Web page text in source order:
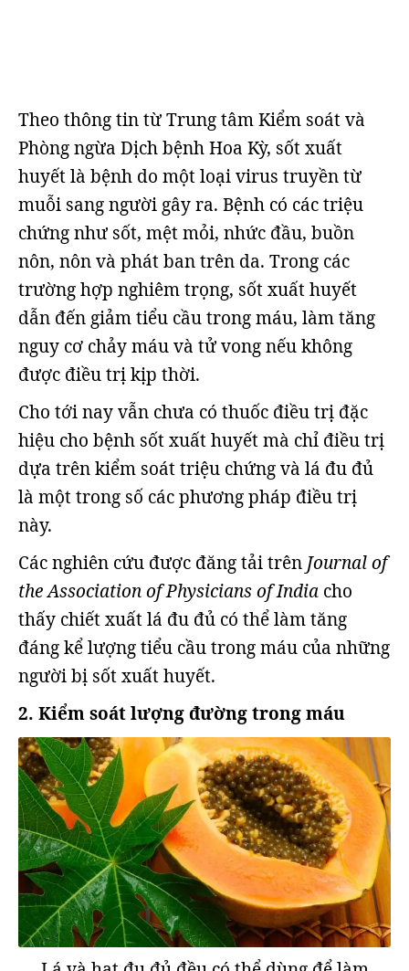
Theo thông tin từ Trung tâm Kiểm soát và
Phòng ngừa Dịch bệnh Hoa Kỳ, sốt xuất
huyết là bệnh do một loại virus truyền từ
muỗi sang người gây ra. Bệnh có các triệu
chứng như sốt, mệt mỏi, nhức đầu, buồn
nôn, nôn và phát ban trên da. Trong các
trường hợp nghiêm trọng, sốt xuất huyết
dẫn đến giảm tiểu cầu trong máu, làm tăng
nguy cơ chảy máu và tử vong nếu không
được điều trị kịp thời.
Cho tới nay vẫn chưa có thuốc điều trị đặc
hiệu cho bệnh sốt xuất huyết mà chỉ điều trị
dựa trên kiểm soát triệu chứng và lá đu đủ
là một trong số các phương pháp điều trị
này.
Các nghiên cứu được đăng tải trên Journal of
the Association of Physicians of India cho
thấy chiết xuất lá đu đủ có thể làm tăng
đáng kể lượng tiểu cầu trong máu của những
người bị sốt xuất huyết.
2. Kiểm soát lượng đường trong máu